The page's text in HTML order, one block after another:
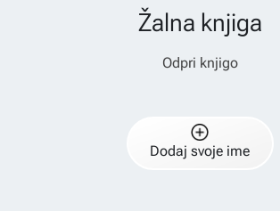
Žalna knjiga
Odpri knjigo
Dodaj svoje ime